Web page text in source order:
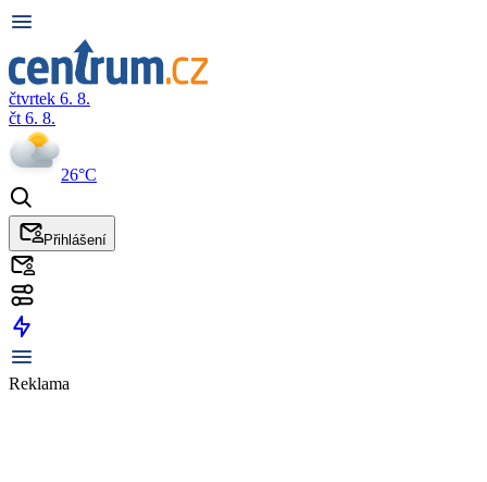
čtvrtek 6. 8.
čt 6. 8.
26°C
Přihlášení
Reklama